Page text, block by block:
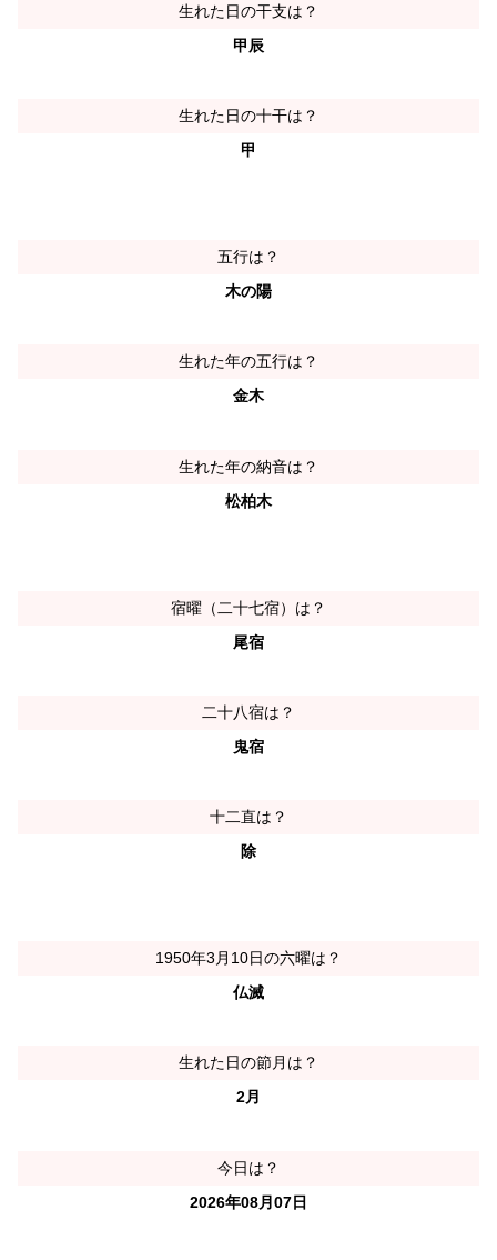
生れた日の干支は？
甲辰
生れた日の十干は？
甲
五行は？
木の陽
生れた年の五行は？
金木
生れた年の納音は？
松柏木
宿曜（二十七宿）は？
尾宿
二十八宿は？
鬼宿
十二直は？
除
1950年3月10日の六曜は？
仏滅
生れた日の節月は？
2月
今日は？
2026年08月07日